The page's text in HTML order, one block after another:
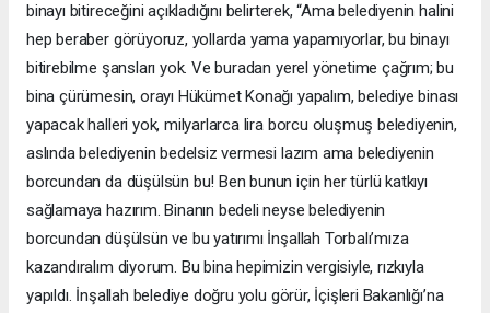
binayı bitireceğini açıkladığını belirterek, “Ama belediyenin halini
hep beraber görüyoruz, yollarda yama yapamıyorlar, bu binayı
bitirebilme şansları yok. Ve buradan yerel yönetime çağrım; bu
bina çürümesin, orayı Hükümet Konağı yapalım, belediye binası
yapacak halleri yok, milyarlarca lira borcu oluşmuş belediyenin,
aslında belediyenin bedelsiz vermesi lazım ama belediyenin
borcundan da düşülsün bu! Ben bunun için her türlü katkıyı
sağlamaya hazırım. Binanın bedeli neyse belediyenin
borcundan düşülsün ve bu yatırımı İnşallah Torbalı’mıza
kazandıralım diyorum. Bu bina hepimizin vergisiyle, rızkıyla
yapıldı. İnşallah belediye doğru yolu görür, İçişleri Bakanlığı’na